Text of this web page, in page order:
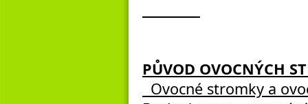
PŮVOD OVOCNÝCH
Ovocné stromky a